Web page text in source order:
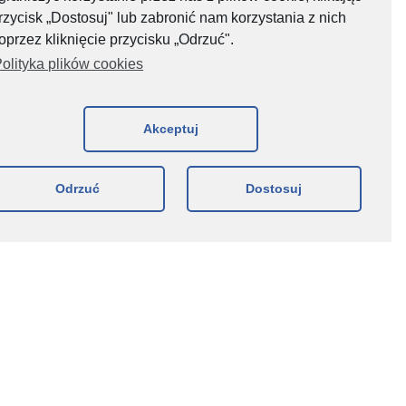
„Dostosuj" lub zabronić nam korzystania z nich
kliknięcie przycisku „Odrzuć".
plików cookies
Akceptuj
Odrzuć Dostosuj
150 GB
bez ograniczeń
50 zł